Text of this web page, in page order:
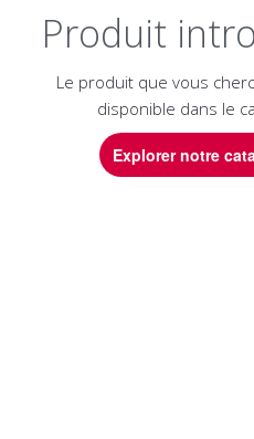
Produit
Le produit que vous
disponible dans le
Explorer notre